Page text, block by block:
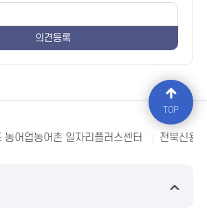
농어업농어촌 일자리플러스센터 전북신용
TOP